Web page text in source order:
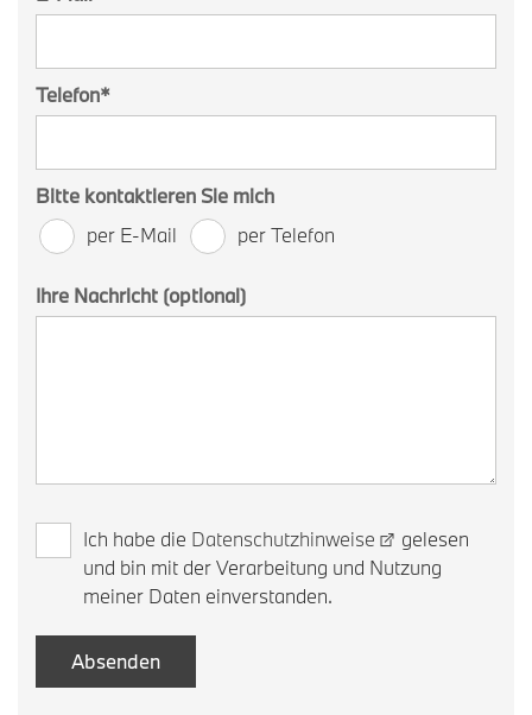
Telefon*
Bitte kontaktieren Sie mich
per E-Mail
per Telefon
Ihre Nachricht (optional)
Ich habe die Datenschutzhinweise
gelesen
und bin mit der Verarbeitung und Nutzung
meiner Daten einverstanden.